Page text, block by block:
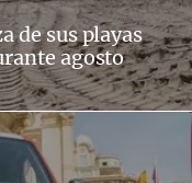
de sus playas
agosto